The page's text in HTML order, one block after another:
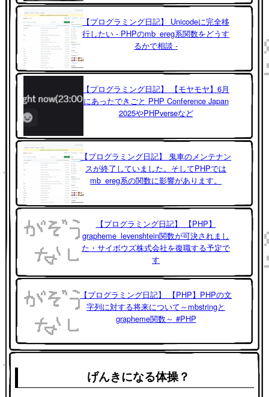
【プログラミング日記】 Unicodeに完全移
行したい - PHPのmb_ereg系関数をどうす
るかで相談 -
【プログラミング日記】 【モヤモヤ】6月
にあったできごと PHP Conference Japan
2025やPHPverseなど
【プログラミング日記】 鬼車のメンテナン
スが終了していました。そしてPHPでは
mb_ereg系の関数に影響があります。
【プログラミング日記】 【PHP】
grapheme_levenshtein関数が可決されまし
た・サイボウズ株式会社を復職する予定で
す
【プログラミング日記】 【PHP】PHPの文
字列に対する将来について～mbstringと
grapheme関数～ #PHP
げんきになる体操？